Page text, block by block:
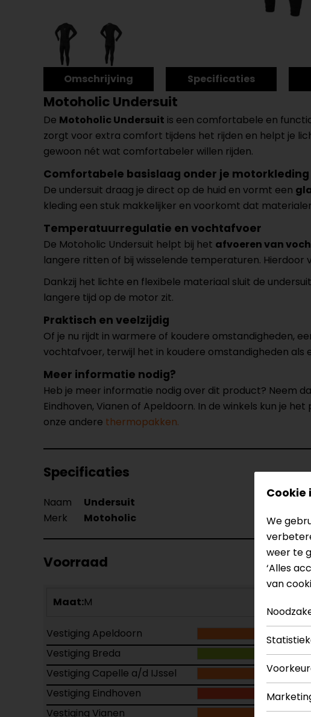
Omschrijving Specificaties
Motoholic Undersuit
De Motoholic Undersuit is een comfortabele en
zorgt voor extra comfort tijdens het rijden en helpt je
gewoon nét wat comfortabeler willen rijden.
Comfortabele basislaag onder je motorkleding
De undersuit draag je direct op de huid en vormt een
kleding een stuk makkelijker en voorkomt dat
Temperatuurregulatie en vochtafvoer
De Motoholic Undersuit helpt bij het afvoeren van
langere ritten of bij wisselende temperaturen.
Dankzij het lichte en flexibele materiaal sluit de
langere tijd op de motor zit.
Praktisch en veelzijdig
Of je nu rijdt in warmere of koudere omstandigheden,
vochtafvoer, terwijl het in koudere omstandigheden als
Meer informatie nodig?
Heb je meer informatie nodig over dit product? Neem
Eindhoven, Vianen of Apeldoorn. In de winkels kun je
onze andere thermopakken.
Specificaties
Naam Undersuit
Merk
Motoholic
Voorraad
Maat:M
Vestiging Apeldoorn
Vestiging Breda
Vestiging Capelle a/d IJssel
Vestiging Eindhoven
Vestiging Vianen
Cookie
We
weer te
‘Alles
van